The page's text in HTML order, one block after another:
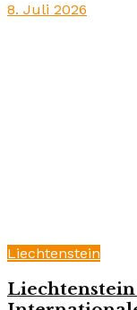
8. Juli 2026
Liechtenstein